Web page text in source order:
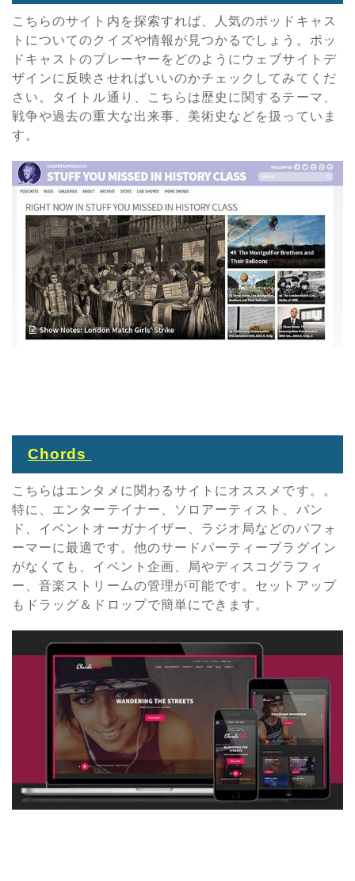
こちらのサイト内を探索すれば、人気のポッドキャス
トについてのクイズや情報が見つかるでしょう。ポッ
ドキャストのプレーヤーをどのようにウェブサイトデ
ザインに反映させればいいのかチェックしてみてくだ
さい。タイトル通り、こちらは歴史に関するテーマ、
戦争や過去の重大な出来事、美術史などを扱っていま
す。
Chords
こちらはエンタメに関わるサイトにオススメです。。
特に、エンターテイナー、ソロアーティスト、バン
ド、イベントオーガナイザー、ラジオ局などのパフォ
ーマーに最適です。他のサードパーティープラグイン
がなくても、イベント企画、局やディスコグラフィ
ー、音楽ストリームの管理が可能です。セットアップ
もドラッグ＆ドロップで簡単にできます。